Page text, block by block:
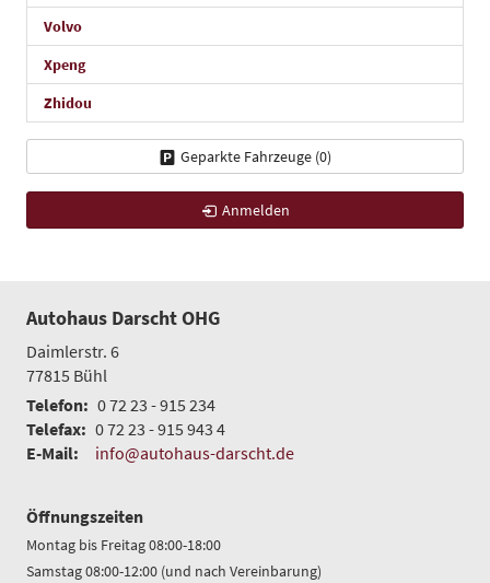
Volvo
Xpeng
Zhidou
Geparkte Fahrzeuge (0)
Anmelden
Autohaus Darscht OHG
Daimlerstr. 6
77815 Bühl
Telefon: 0 72 23 - 915 234
Telefax: 0 72 23 - 915 943 4
E-Mail:
info@autohaus-darscht.de
Öffnungszeiten
Montag bis Freitag 08:00-18:00
Samstag 08:00-12:00 (und nach Vereinbarung)